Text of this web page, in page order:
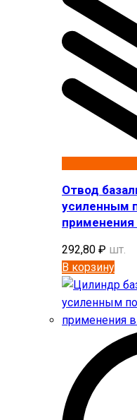
Отвод
усиленным
292,80 ₽ шт.
В корзину